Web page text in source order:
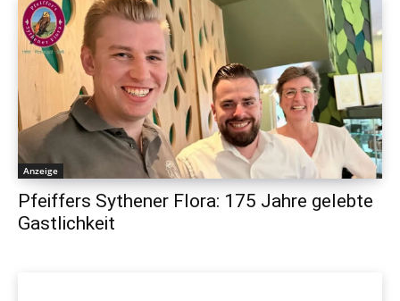
Anzeige
Pfeiffers Sythener Flora: 175 Jahre gelebte
Gastlichkeit